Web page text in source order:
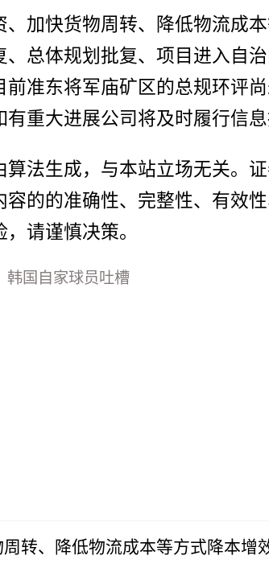
加快货物周转、降低物流成
总体规划批复、项目进入自
准东将军庙矿区的总规环评
重大进展公司将及时履行信息
法生成，与本站立场无关。
的的准确性、完整性、有效
请谨慎决策。
韩国自家球员吐槽
转、降低物流成本等方式降本增